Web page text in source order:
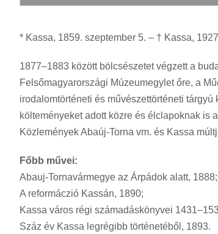
* Kassa, 1859. szeptember 5. – † Kassa,
1877–1883 között bölcsészetet végzett a
Felsőmagyarországi Múzeumegylet őre, a
irodalomtörténeti és művészettörténeti
költeményeket adott közre és élclapoknak is
Közlemények Abaúj-Torna vm. és Kassa
Főbb művei:
Abauj-Tornavármegye az Árpádok alatt, 1888;
A reformáczió Kassán, 1890;
Kassa város régi számadáskönyvei
Száz év Kassa legrégibb történetéből, 1893.